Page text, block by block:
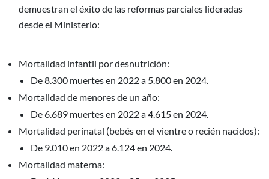
demuestran el éxito de las reformas parciales lideradas
desde el Ministerio:
Mortalidad infantil por desnutrición:
De 8.300 muertes en 2022 a 5.800 en 2024.
Mortalidad de menores de un año:
De 6.689 muertes en 2022 a 4.615 en 2024.
Mortalidad perinatal (bebés en el vientre o recién nacidos):
De 9.010 en 2022 a 6.124 en 2024.
Mortalidad materna: